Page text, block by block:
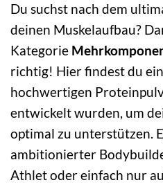
Du suchst nach dem
deinen Muskelaufbau?
Kategorie
richtig! Hier findest du
hochwertigen
entwickelt wurden, um
optimal zu unterstützen.
ambitionierter
Athlet oder einfach nur